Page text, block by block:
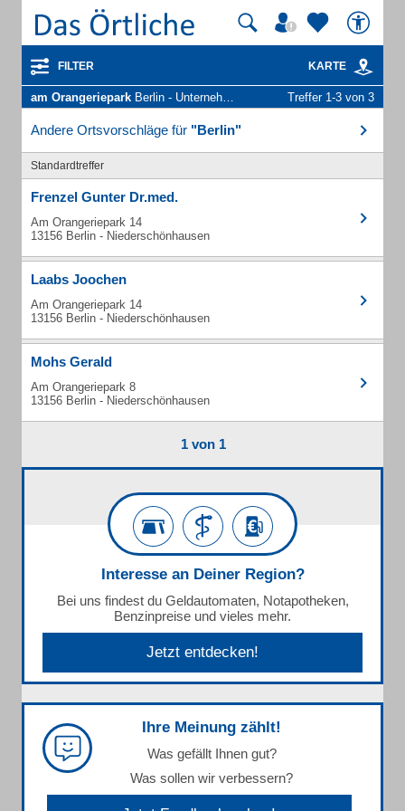
FILTER KARTE
am Orangeriepark Berlin - Unternehmen und Personen Treffer 1-3 von 3
Andere Ortsvorschläge für "Berlin"
Standardtreffer
Frenzel Gunter Dr.med.
Am Orangeriepark 14
13156 Berlin - Niederschönhausen
Laabs Joochen
Am Orangeriepark 14
13156 Berlin - Niederschönhausen
Mohs Gerald
Am Orangeriepark 8
13156 Berlin - Niederschönhausen
1 von 1
Interesse an Deiner Region?
Bei uns findest du Geldautomaten, Notapotheken,
Benzinpreise und vieles mehr.
Jetzt entdecken!
Ihre Meinung zählt!
Was gefällt Ihnen gut?
Was sollen wir verbessern?